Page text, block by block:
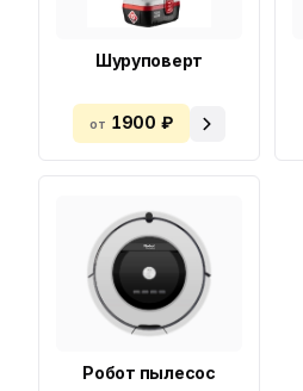
Шуруповерт
от 1900 ₽
Робот пылесос